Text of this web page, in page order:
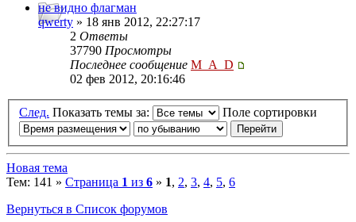
не видно флагман
qwerty » 18 янв 2012, 22:27:17
2 Ответы
37790 Просмотры
Последнее сообщение M_A_D
02 фев 2012, 20:16:46
След. Показать темы за: Поле сортировки
Новая тема
Тем: 141 » Страница 1 из 6 » 1, 2, 3, 4, 5, 6
Вернуться в Список форумов